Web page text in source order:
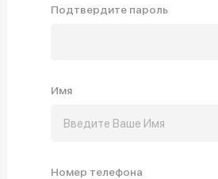
Подтвердите пароль
Имя
Номер телефона